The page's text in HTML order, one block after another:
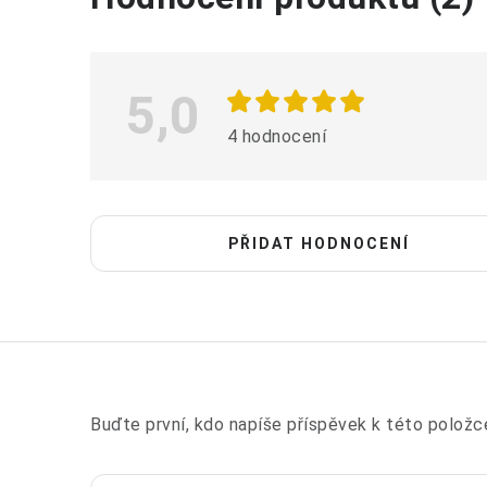
5,0 4 hodnocení
PŘIDAT HODNOCENÍ
o
n
c
n
Buďte první, kdo napíše příspěvek k této